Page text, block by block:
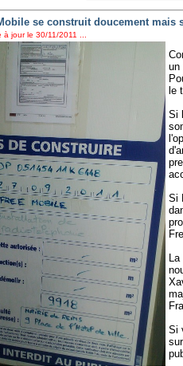
se construit doucement mais
à jour le 30/11/2011 ...
un
le
Si
Si
Si